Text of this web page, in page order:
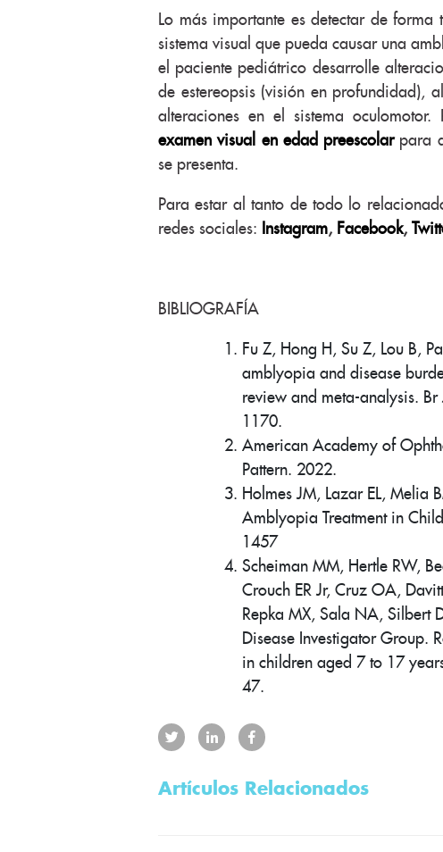
Lo más importante es detectar de
sistema visual que pueda causar una
el paciente pediátrico desarrolle
de estereopsis (visión en profundidad),
alteraciones en el sistema
examen visual en edad preescolarpara
se presenta.
Para estar al tanto de todo lo
redes sociales: Instagram, Facebook,
BIBLIOGRAFÍA
Fu Z, Hong H, Su Z, Lou B,
amblyopia and disease
review and meta-analysis.
1170.
American Academy of
Pattern. 2022.
Holmes JM, Lazar EL, Melia
Amblyopia Treatment in
1457
Scheiman MM, Hertle RW,
Crouch ER Jr, Cruz OA,
Repka MX, Sala NA, Silbert
Disease Investigator Group.
in children aged 7 to 17
47.
Artículos Relacionados